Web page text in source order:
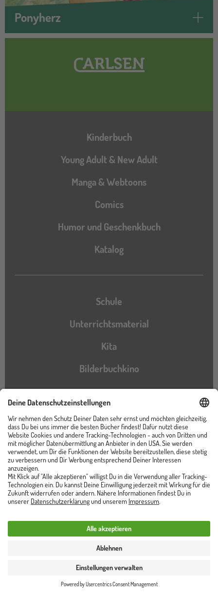
Ponyherz
Hauptnavigation
Kinderbuch
Young Adult & New Adult
Manga & Webtoons
Comics
Humor und Geschenkbuch
Katalog
Katalog
Schule
Unterrichtsmaterial
Kita
Bilderbuchkino
Karriere
Events
Presse
Lizenzen/Rights
Blogger